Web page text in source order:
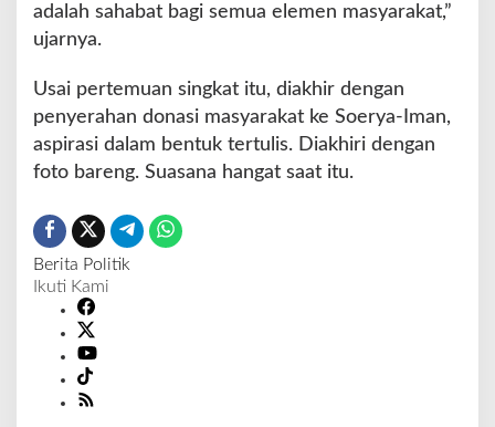
adalah sahabat bagi semua elemen masyarakat,”
ujarnya.
Usai pertemuan singkat itu, diakhir dengan
penyerahan donasi masyarakat ke Soerya-Iman,
aspirasi dalam bentuk tertulis. Diakhiri dengan
foto bareng. Suasana hangat saat itu.
Berita Politik
Ikuti Kami